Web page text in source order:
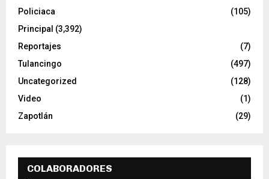
Policiaca
(105)
Principal (3,392)
Reportajes
(7)
Tulancingo
(497)
Uncategorized
(128)
Video
(1)
Zapotlán
(29)
COLABORADORES